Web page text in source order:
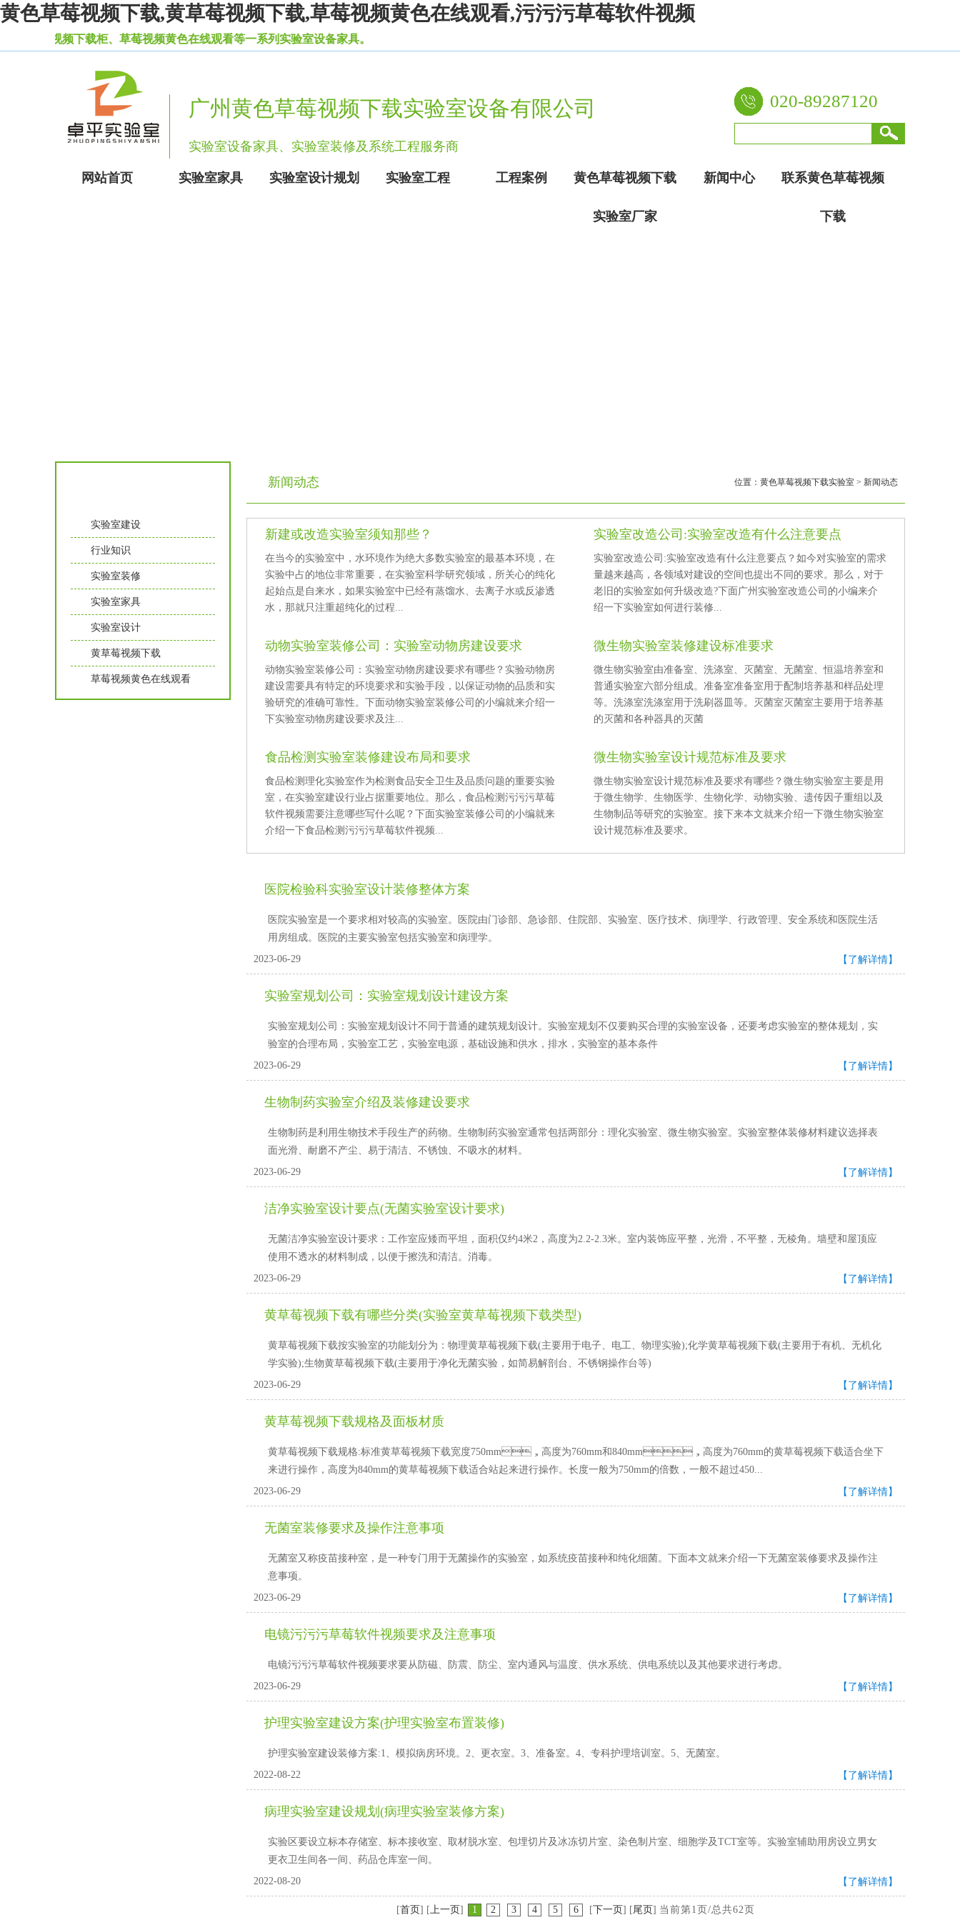
黄色草莓视频下载,黄草莓视频下载,草莓视频黄色在线观看,污污污草莓软件视频
频下载柜、草莓视频黄色在线观看等一系列实验室设备家具。
广州黄色草莓视频下载实验室设备有限公司
实验室设备家具、实验室装修及系统工程服务商
020-89287120
网站首页 实验室家具 实验室设计规划 实验室工程 工程案例 黄色草莓视频下载
实验室厂家
新闻中心 联系黄色草莓视频
下载
实验室建设
行业知识
实验室装修
实验室家具
实验室设计
黄草莓视频下载
草莓视频黄色在线观看
位置： 黄色草莓视频下载实验室 > 新闻动态
新闻动态
新建或改造实验室须知那些？
在当今的实验室中，水环境作为绝大多数实验室的最基本环境，在
实验中占的地位非常重要，在实验室科学研究领域，所关心的纯化
起始点是自来水，如果实验室中已经有蒸馏水、去离子水或反渗透
水，那就只注重超纯化的过程...
实验室改造公司:实验室改造有什么注意要点
实验室改造公司:实验室改造有什么注意要点？如今对实验室的需求
量越来越高，各领域对建设的空间也提出不同的要求。那么，对于
老旧的实验室如何升级改造?下面广州实验室改造公司的小编来介
绍一下实验室如何进行装修...
动物实验室装修公司：实验室动物房建设要求
动物实验室装修公司：实验室动物房建设要求有哪些？实验动物房
建设需要具有特定的环境要求和实验手段，以保证动物的品质和实
验研究的准确可靠性。下面动物实验室装修公司的小编就来介绍一
下实验室动物房建设要求及注...
微生物实验室装修建设标准要求
微生物实验室由准备室、洗涤室、灭菌室、无菌室、恒温培养室和
普通实验室六部分组成。准备室准备室用于配制培养基和样品处理
等。洗涤室洗涤室用于洗刷器皿等。灭菌室灭菌室主要用于培养基
的灭菌和各种器具的灭菌
食品检测实验室装修建设布局和要求
食品检测理化实验室作为检测食品安全卫生及品质问题的重要实验
室，在实验室建设行业占据重要地位。那么，食品检测污污污草莓
软件视频需要注意哪些写什么呢？下面实验室装修公司的小编就来
介绍一下食品检测污污污草莓软件视频...
微生物实验室设计规范标准及要求
微生物实验室设计规范标准及要求有哪些？微生物实验室主要是用
于微生物学、生物医学、生物化学、动物实验、遗传因子重组以及
生物制品等研究的实验室。接下来本文就来介绍一下微生物实验室
设计规范标准及要求。
医院检验科实验室设计装修整体方案
医院实验室是一个要求相对较高的实验室。医院由门诊部、急诊部、住院部、实验室、医疗技术、病理学、行政管理、安全系统和医院生活
用房组成。医院的主要实验室包括实验室和病理学。
2023-06-29
【了解详情】
实验室规划公司：实验室规划设计建设方案
实验室规划公司：实验室规划设计不同于普通的建筑规划设计。实验室规划不仅要购买合理的实验室设备，还要考虑实验室的整体规划，实
验室的合理布局，实验室工艺，实验室电源，基础设施和供水，排水，实验室的基本条件
2023-06-29
【了解详情】
生物制药实验室介绍及装修建设要求
生物制药是利用生物技术手段生产的药物。生物制药实验室通常包括两部分：理化实验室、微生物实验室。实验室整体装修材料建议选择表
面光滑、耐磨不产尘、易于清洁、不锈蚀、不吸水的材料。
2023-06-29
【了解详情】
洁净实验室设计要点(无菌实验室设计要求)
无菌洁净实验室设计要求：工作室应矮而平坦，面积仅约4米2，高度为2.2-2.3米。室内装饰应平整，光滑，不平整，无棱角。墙壁和屋顶应
使用不透水的材料制成，以便于擦洗和清洁。消毒。
2023-06-29
【了解详情】
黄草莓视频下载有哪些分类(实验室黄草莓视频下载类型)
黄草莓视频下载按实验室的功能划分为：物理黄草莓视频下载(主要用于电子、电工、物理实验);化学黄草莓视频下载(主要用于有机、无机化
学实验);生物黄草莓视频下载(主要用于净化无菌实验，如简易解剖台、不锈钢操作台等)
2023-06-29
【了解详情】
黄草莓视频下载规格及面板材质
黄草莓视频下载规格:标准黄草莓视频下载宽度750mm，高度为760mm和840mm，高度为760mm的黄草莓视频下载适合坐下
来进行操作，高度为840mm的黄草莓视频下载适合站起来进行操作。长度一般为750mm的倍数，一般不超过450...
2023-06-29
【了解详情】
无菌室装修要求及操作注意事项
无菌室又称疫苗接种室，是一种专门用于无菌操作的实验室，如系统疫苗接种和纯化细菌。下面本文就来介绍一下无菌室装修要求及操作注
意事项。
2023-06-29
【了解详情】
电镜污污污草莓软件视频要求及注意事项
电镜污污污草莓软件视频要求要从防磁、防震、防尘、室内通风与温度、供水系统、供电系统以及其他要求进行考虑。
2023-06-29
【了解详情】
护理实验室建设方案(护理实验室布置装修)
护理实验室建设装修方案:1、模拟病房环境。2、更衣室。3、准备室。4、专科护理培训室。5、无菌室。
2022-08-22
【了解详情】
病理实验室建设规划(病理实验室装修方案)
实验区要设立标本存储室、标本接收室、取材脱水室、包埋切片及冰冻切片室、染色制片室、细胞学及TCT室等。实验室辅助用房设立男女
更衣卫生间各一间、药品仓库室一间。
2022-08-20
【了解详情】
[首页] [上一页] 1 2 3 4 5 6 [下一页] [尾页] 当前第1页/总共62页